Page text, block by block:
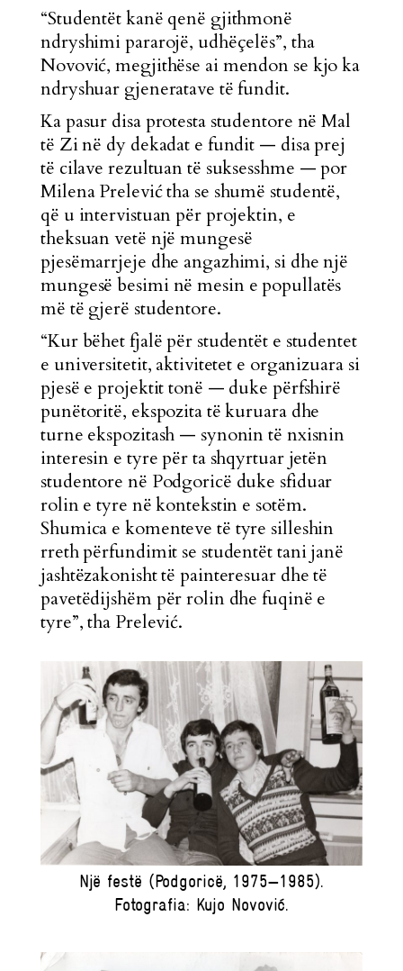
“Studentët kanë qenë gjithmonë
ndryshimi pararojë, udhëçelës”, tha
Novović, megjithëse ai mendon se kjo ka
ndryshuar gjeneratave të fundit.
Ka pasur disa protesta studentore në Mal
të Zi në dy dekadat e fundit — disa prej
të cilave rezultuan të suksesshme — por
Milena Prelević tha se shumë studentë,
që u intervistuan për projektin, e
theksuan vetë një mungesë
pjesëmarrjeje dhe angazhimi, si dhe një
mungesë besimi në mesin e popullatës
më të gjerë studentore.
“Kur bëhet fjalë për studentët e studentet
e universitetit, aktivitetet e organizuara si
pjesë e projektit tonë — duke përfshirë
punëtoritë, ekspozita të kuruara dhe
turne ekspozitash — synonin të nxisnin
interesin e tyre për ta shqyrtuar jetën
studentore në Podgoricë duke sfiduar
rolin e tyre në kontekstin e sotëm.
Shumica e komenteve të tyre silleshin
rreth përfundimit se studentët tani janë
jashtëzakonisht të painteresuar dhe të
pavetëdijshëm për rolin dhe fuqinë e
tyre”, tha Prelević.
Një festë (Podgoricë, 1975—1985).
Fotografia: Kujo Novović.